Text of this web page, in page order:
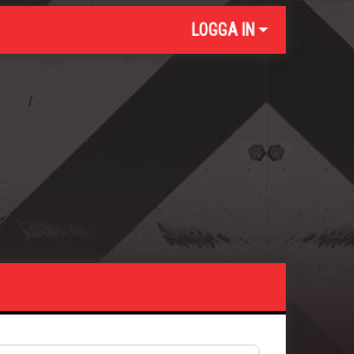
LOGGA IN